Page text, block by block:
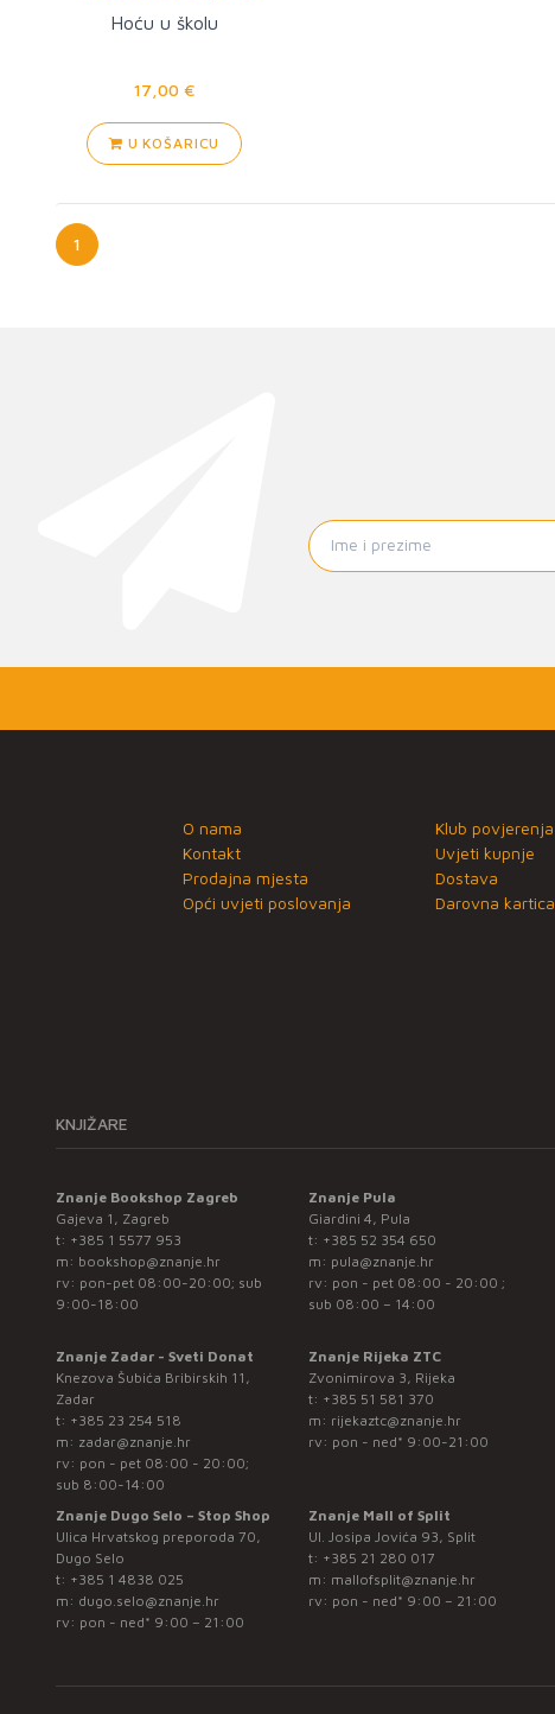
Petrović
Hoću u školu
17,00 €
U KOŠARICU
1
O nama
Kontakt
Prodajna mjesta
Opći uvjeti poslovanja
Klub povjerenja
Uvjeti kupnje
Dostava
Darovna kartica
KNJIŽARE
Znanje Bookshop Zagreb
Gajeva 1, Zagreb
t: +385 1 5577 953
m: bookshop@znanje.hr
rv: pon-pet 08:00-20:00; sub
9:00-18:00
Znanje Pula
Giardini 4, Pula
t: +385 52 354 650
m: pula@znanje.hr
rv: pon - pet 08:00 - 20:00 ;
sub 08:00 – 14:00
Znanje Zadar - Sveti Donat
Knezova Šubića Bribirskih 11,
Zadar
t: +385 23 254 518
m: zadar@znanje.hr
rv: pon - pet 08:00 - 20:00;
sub 8:00-14:00
Znanje Rijeka ZTC
Zvonimirova 3, Rijeka
t: +385 51 581 370
m: rijekaztc@znanje.hr
rv: pon - ned* 9:00-21:00
Znanje Dugo Selo – Stop Shop
Ulica Hrvatskog preporoda 70,
Dugo Selo
t: +385 1 4838 025
m: dugo.selo@znanje.hr
rv: pon - ned* 9:00 – 21:00
Znanje Mall of Split
Ul. Josipa Jovića 93, Split
t: +385 21 280 017
m: mallofsplit@znanje.hr
rv: pon - ned* 9:00 – 21:00